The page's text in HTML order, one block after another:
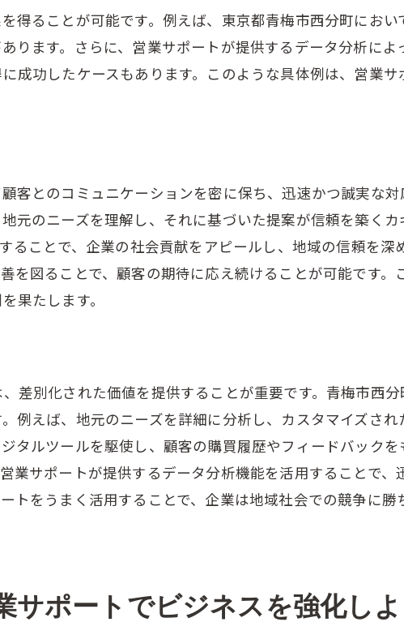
業サポートの連携
サポート活用術
制の構築法
営業サポートの活用事例
営業サポートの成功要因
せるための継続的改善プロセス
られる競争力強化のアプローチ
トを導入する際の注意点と成功への道筋
ポート導入事前準備
ロセスの最適化
フォローアップ体制
サポート活用の工夫
功するための評価基準
新たなビジネスチャンスの創出
得ることが可能です。例えば、東京都青梅市西分町におい
ります。さらに、営業サポートが提供するデータ分析によ
成功したケースもあります。このような具体例は、営業サ
客とのコミュニケーションを密に保ち、迅速かつ誠実な対
元のニーズを理解し、それに基づいた提案が信頼を築くカ
ることで、企業の社会貢献をアピールし、地域の信頼を深
を図ることで、顧客の期待に応え続けることが可能です。
果たします。
差別化された価値を提供することが重要です。青梅市西
例えば、地元のニーズを詳細に分析し、カスタマイズされ
タルツールを駆使し、顧客の購買履歴やフィードバックを
業サポートが提供するデータ分析機能を活用することで、
トをうまく活用することで、企業は地域社会での競争に勝
サポートでビジネスを強化しよ